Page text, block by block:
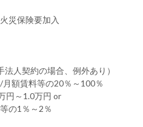
保険要加入
契約の場合、例外あり）
額賃料等の20％～100％
～1.0万円 or
の1％～2％